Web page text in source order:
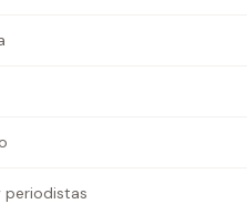
periodistas